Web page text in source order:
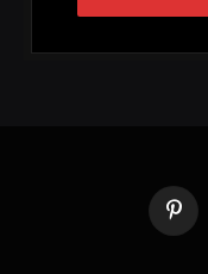
بينتيريست